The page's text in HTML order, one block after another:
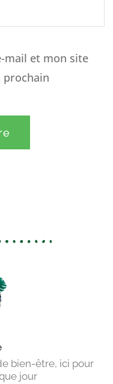
mail et mon site
prochain
bien-être, ici pour
jour